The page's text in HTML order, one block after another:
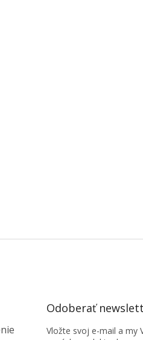
Odoberať
Vložte svoj e-mail a my